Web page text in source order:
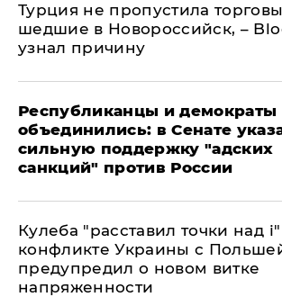
Турция не пропустила
шедшие в Новороссийск, –
узнал причину
Республиканцы и демократы
объединились: в Сенате
сильную поддержку "адских
санкций" против России
Кулеба "расставил точки над
конфликте Украины с
предупредил о новом витке
напряженности